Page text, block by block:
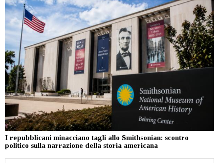
I repubblicani minacciano tagli allo Smithsonian: scontro
politico sulla narrazione della storia americana